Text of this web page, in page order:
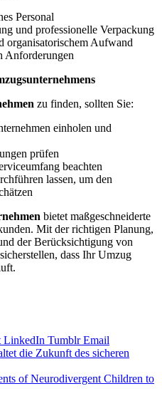
Personal
und professionelle Verpackung
organisatorischem Aufwand
Anforderungen
zu finden, sollten Sie:
einholen und
prüfen
beachten
lassen, um den
bietet maßgeschneiderte
Mit der richtigen Planung,
der Berücksichtigung von
dass Ihr Umzug
LinkedIn Tumblr Email
die Zukunft des sicheren
of Neurodivergent Children to